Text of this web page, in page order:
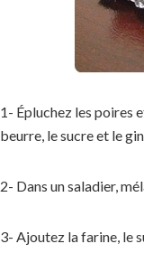
1- Épluchez les poires
beurre, le sucre et le
2- Dans un saladier,
3- Ajoutez la farine, le